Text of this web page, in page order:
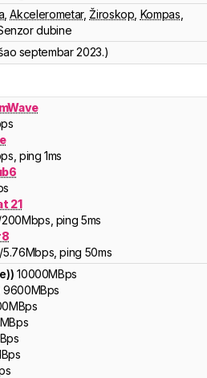
,Akcelerometar,Žiroskop Kompas
dubine
septembar 2023.)
, ping 1ms
21
Mbps , ping 5ms
/5.76Mbps , ping 50ms
) 10000MBps
9600MBps
MBps
MBps